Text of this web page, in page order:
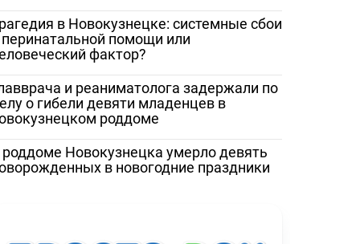
в Новокузнецке: системные сбои
перинатальной помощи или
фактор?
и реаниматолога задержали по
о гибели девяти младенцев в
роддоме
роддоме Новокузнецка умерло девять
в новогодние праздники